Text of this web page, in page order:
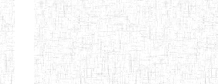
Etablissements
d'enseignement
normal